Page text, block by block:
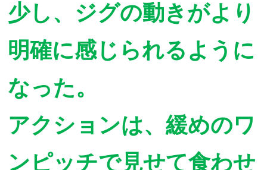
少し、ジグの動きがより
明確に感じられるように
なった。
アクションは、緩めのワ
ンピッチで見せて食わせ